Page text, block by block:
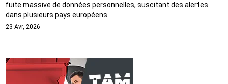
fuite massive de données personnelles, suscitant des alertes
dans plusieurs pays européens.
23 Avr, 2026